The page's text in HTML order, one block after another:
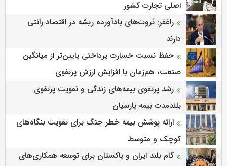
اصلی تجارت کشور
راغفر: ثروت‌های بادآورده ریشه در اقتصاد رانتی
دارند
حفظ نسبت خسارت پرداختی پایین‌تر از میانگین
صنعت، هم‌زمان با افزایش ارزش پرتفوی
رشد پرتفوی بیمه‌های زندگی و تقویت پرتفوی
بلندمدت بیمه پارسیان
ارائه پوشش بیمه خطر جنگ برای تقویت بنگاه‌های
کوچک و متوسط
گام بلند ایران و پاکستان برای توسعه همکاری‌های